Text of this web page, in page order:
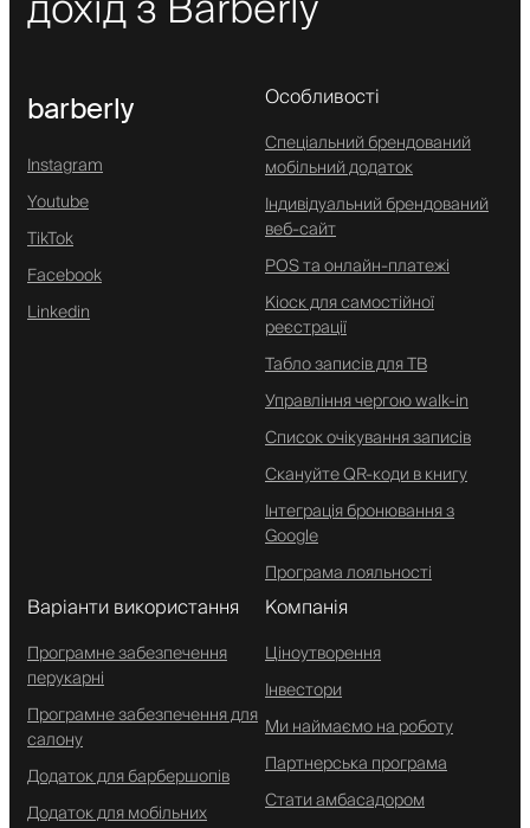
barberly
Instagram
Youtube
TikTok
Facebook
Linkedin
Особливості
Спеціальний брендований
мобільний додаток
Індивідуальний брендований
веб-сайт
POS та онлайн-платежі
Кіоск для самостійної
реєстрації
Табло записів для ТВ
Управління чергою walk-in
Список очікування записів
Скануйте QR-коди в книгу
Інтеграція бронювання з
Google
Програма лояльності
Варіанти використання
Програмне забезпечення
перукарні
Програмне забезпечення для
салону
Додаток для барбершопів
Додаток для мобільних
Компанія
Ціноутворення
Інвестори
Ми наймаємо на роботу
Партнерська програма
Стати амбасадором